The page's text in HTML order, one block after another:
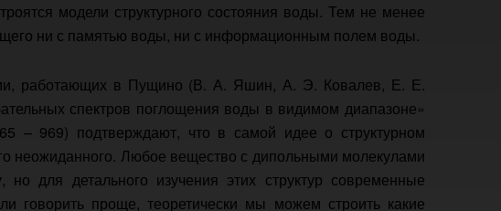
модели структурного состояния воды. Тем не менее
ни с памятью воды, ни с информационным полем воды.
работающих в Пущино (В. А. Яшин, А. Э. Ковалев, Е. Е.
спектров поглощения воды в видимом диапазоне»
– 969) подтверждают, что в самой идее о структурном
неожиданного. Любое вещество с дипольными молекулами
для детального изучения этих структур современные
говорить проще, теоретически мы можем строить какие